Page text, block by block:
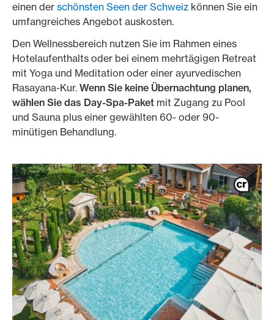
einen der schönsten Seen der Schweiz können Sie ein
umfangreiches Angebot auskosten.
Den Wellnessbereich nutzen Sie im Rahmen eines
Hotelaufenthalts oder bei einem mehrtägigen Retreat
mit Yoga und Meditation oder einer ayurvedischen
Rasayana-Kur. Wenn Sie keine Übernachtung planen,
wählen Sie das Day-Spa-Paket mit Zugang zu Pool
und Sauna plus einer gewählten 60- oder 90-
minütigen Behandlung.